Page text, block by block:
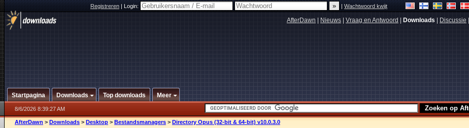
Registreren|Login: |Wachtwoord kwijt
AfterDawn Nieuws Vraag en Antwoord Downloads Discussie
Startpagina Downloads Top downloads Meer
8/6/2026 8:39:27 AM
AfterDawn > Downloads > Desktop > Bestandsmanagers > Directory Opus (32-bit & 64-bit) v10.0.3.0